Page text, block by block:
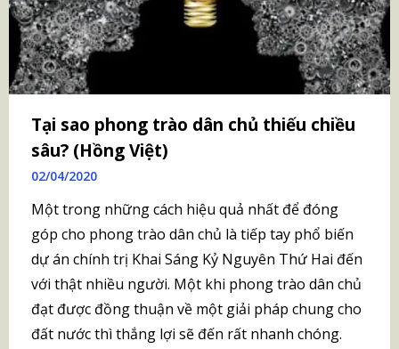
Tại sao phong trào dân chủ thiếu chiều
sâu? (Hồng Việt)
02/04/2020
Một trong những cách hiệu quả nhất để đóng
góp cho phong trào dân chủ là tiếp tay phổ biến
dự án chính trị Khai Sáng Kỷ Nguyên Thứ Hai đến
với thật nhiều người. Một khi phong trào dân chủ
đạt được đồng thuận về một giải pháp chung cho
đất nước thì thắng lợi sẽ đến rất nhanh chóng.